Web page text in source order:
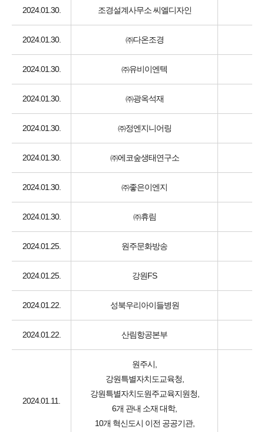
2024.01.30. 조경설계사무소 씨엘디자인
2024.01.30. ㈜다온조경
2024.01.30. ㈜유비이엔텍
2024.01.30. ㈜광옥석재
2024.01.30. ㈜정엔지니어링
2024.01.30. ㈜에코숲생태연구소
2024.01.30. ㈜좋은이엔지
2024.01.30. ㈜휴림
2024.01.25. 원주문화방송
2024.01.25. 강원FS
2024.01.22. 성북우리아이들병원
2024.01.22. 산림항공본부
2024.01.11.
원주시,
강원특별자치도교육청,
강원특별자치도원주교육지원청,
6개 관내 소재 대학,
10개 혁신도시 이전 공공기관,